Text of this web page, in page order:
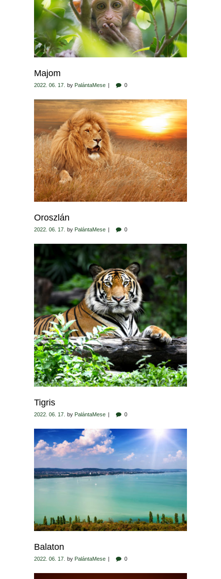
Majom
2022. 06. 17. by PalántaMese 0
Oroszlán
2022. 06. 17. by PalántaMese 0
Tigris
2022. 06. 17. by PalántaMese 0
Balaton
2022. 06. 17. by PalántaMese 0